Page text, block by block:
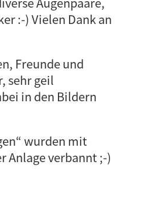
:-) Vielen Dank an
Freunde und
sehr geil
in den Bildern
wurden mit
Anlage verbannt ;-)